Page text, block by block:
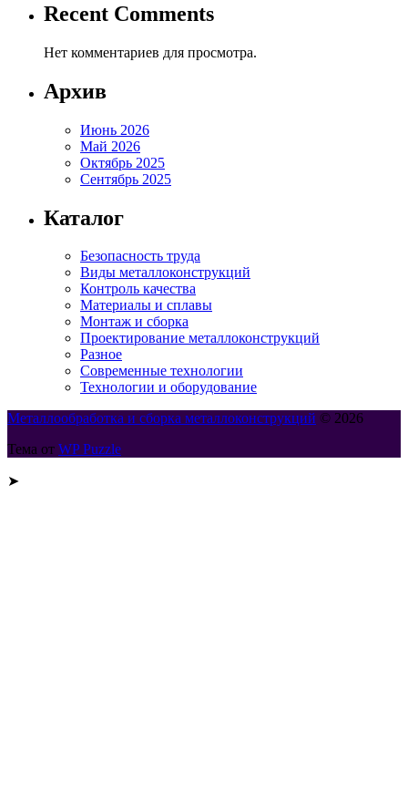
Recent Comments
Нет комментариев для просмотра.
Архив
Июнь 2026
Май 2026
Октябрь 2025
Сентябрь 2025
Каталог
Безопасность труда
Виды металлоконструкций
Контроль качества
Материалы и сплавы
Монтаж и сборка
Проектирование металлоконструкций
Разное
Современные технологии
Технологии и оборудование
Металлообработка и сборка металлоконструкций © 2026
Тема от WP Puzzle
➤